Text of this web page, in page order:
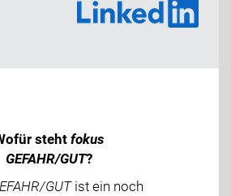
stehtfokus
GEFAHR/GUT?
GUTist ein noch